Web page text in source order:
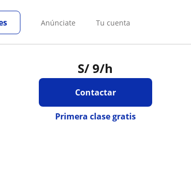
Anúnciate Tu cuenta
S/9/h
Contactar
Primera clase gratis